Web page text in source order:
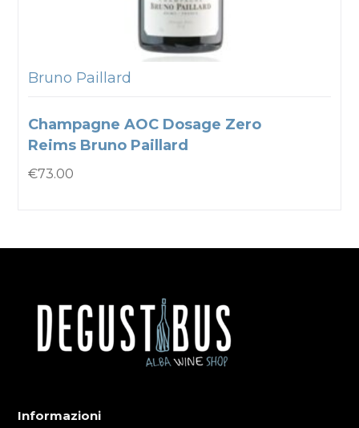
Bruno Paillard
Champagne AOC Dosage Zero
Reims Bruno Paillard
€73.00
Informazioni